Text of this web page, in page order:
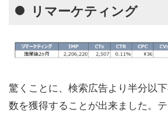
リマーケティング
驚くことに、検索広告より半分以
数を獲得することが出来ました。